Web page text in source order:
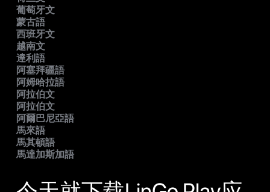
葡萄牙文
蒙古語
西班牙文
越南文
達利語
阿塞拜疆語
阿姆哈拉語
阿拉伯文
阿拉伯文
阿爾巴尼亞語
馬來語
馬其頓語
馬達加斯加語